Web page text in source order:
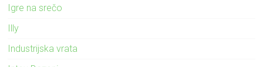
Igre na srečo
Illy
Industrijska vrata